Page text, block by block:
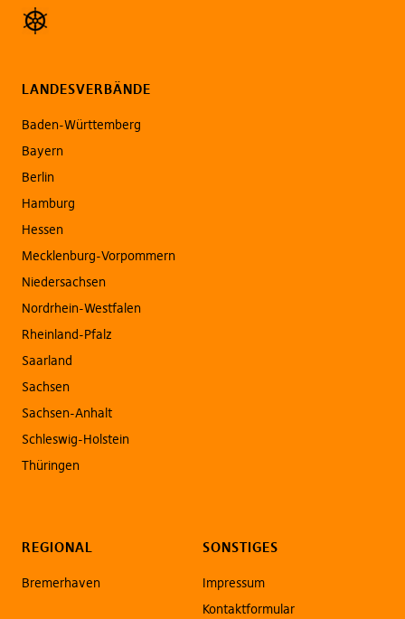
LANDESVERBÄNDE
Baden-Württemberg
Bayern
Berlin
Hamburg
Hessen
Mecklenburg-Vorpommern
Niedersachsen
Nordrhein-Westfalen
Rheinland-Pfalz
Saarland
Sachsen
Sachsen-Anhalt
Schleswig-Holstein
Thüringen
REGIONAL
Bremerhaven
SONSTIGES
Impressum
Kontaktformular